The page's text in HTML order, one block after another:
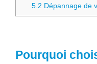
5.2 Dépannage de
Pourquoi